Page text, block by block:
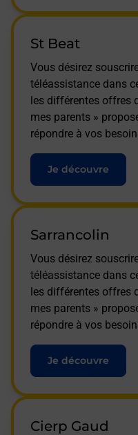
St Beat
Vous désirez
téléassistance dans
les différentes offres
mes parents »
répondre à vos
Je découvre
Sarrancolin
Vous désirez
téléassistance dans
les différentes offres
mes parents »
répondre à vos
Je découvre
Cierp Gaud